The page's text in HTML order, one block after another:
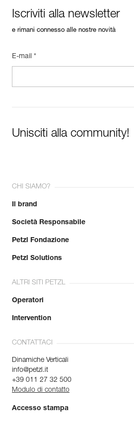
Iscriviti alla newsletter
e rimani connesso alle nostre novità
E-mail *
Unisciti alla community!
CHI SIAMO?
Il brand
Società Responsabile
Petzl Fondazione
Petzl Solutions
ALTRI SITI PETZL
Operatori
Intervention
CONTATTACI
Dinamiche Verticali
info@petzl.it
+39 011 27 32 500
Modulo di contatto
Accesso stampa